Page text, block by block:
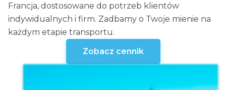
Francja, dostosowane do potrzeb klientów
indywidualnych i firm. Zadbamy o Twoje mienie na
każdym etapie transportu.
Zobacz cennik